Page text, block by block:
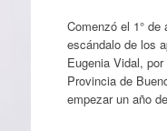
Comenzó el 1°
escándalo de los
Eugenia Vidal,
Provincia de
empezar un año